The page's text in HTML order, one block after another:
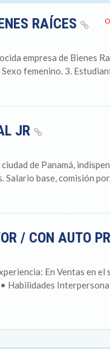
RAÍCES
empresa de Bienes
femenino. 3.
JR
de Panamá,
base, comisión
/ CON AUTO
En Ventas en
Habilidades